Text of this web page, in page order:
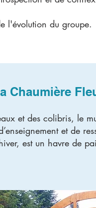
l'évolution du groupe.
Chaumière
et des colibris, le
et de
est un havre de